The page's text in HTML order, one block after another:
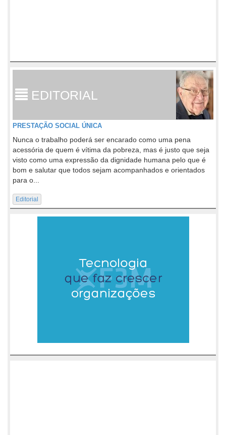
EDITORIAL
PRESTAÇÃO SOCIAL ÚNICA
Nunca o trabalho poderá ser encarado como uma pena
acessória de quem é vítima da pobreza, mas é justo que seja
visto como uma expressão da dignidade humana pelo que é
bom e salutar que todos sejam acompanhados e orientados
para o...
Editorial